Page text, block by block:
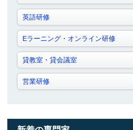
英語研修
Eラーニング・オンライン研修
貸教室・貸会議室
営業研修